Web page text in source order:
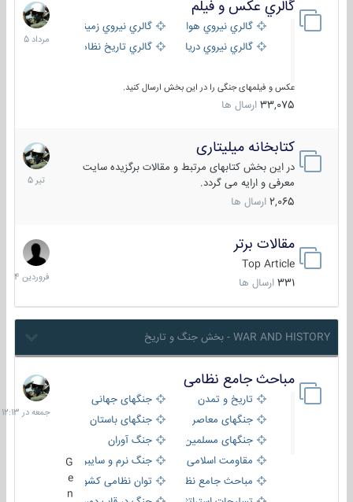
گالري عكس و فيلم
گالري نيروي هوايي
گالري نيروي زميني
گالري نيروي دريايي
گالري تاریخ نظامی
عکس و فیلمهای جنگی را در این بخش ارسال کنید.
33,075 ارسال ها
13
مرداد
کتابخانه میلیتاری
در این بخش کتابهای مرتبط و مقالات برگزیده سایت
معرفی و ارایه می گردد.
2,065 ارسال ها
16
تیر
مقالات برتر
Top Article
331 ارسال ها
29
1404
WAR AND HISTORY - بخش جنگ و تاریخ
مباحث جامع نظامی
تاریخ و تمدن
جنگهای جهانی
جنگهای معاصر
جنگهای باستان
جنگهای مسلمین
جنگ آوران
مقاومت اسلامی
جنگ نرم و سایبری
مباحث جامع نظامی
توان نظامی کشورها
G
e
n
جمعه
در
12:13